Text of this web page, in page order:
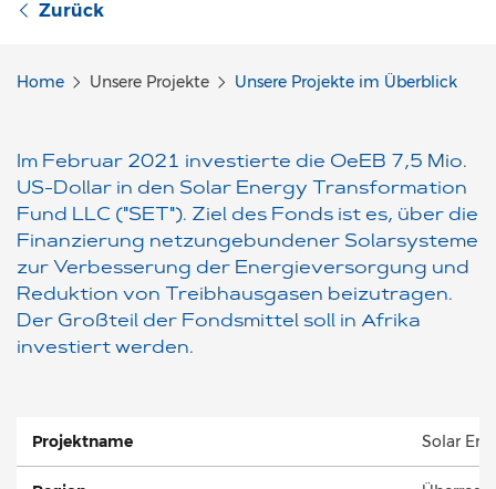
Zurück
Home Unsere Projekte Unsere Projekte im Überblick
Im Februar 2021 investierte die OeEB 7,5 Mio.
US-Dollar in den Solar Energy Transformation
Fund LLC ("SET"). Ziel des Fonds ist es, über die
Finanzierung netzungebundener Solarsysteme
zur Verbesserung der Energieversorgung und
Reduktion von Treibhausgasen beizutragen.
Der Großteil der Fondsmittel soll in Afrika
investiert werden.
Projektname Solar